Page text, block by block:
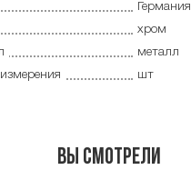
Германия
хром
металл
шт
Вы смотрели